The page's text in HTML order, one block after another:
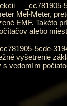
_cc781905-
Mel-Meter,
EMF. Takéto
alebo
5cde-3194-
vyšetrenie
s vedomím